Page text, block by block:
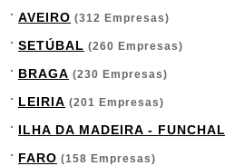
AVEIRO (312 Empresas)
SETÚBAL (260 Empresas)
BRAGA (230 Empresas)
LEIRIA (201 Empresas)
ILHA DA MADEIRA - FUNCHAL
FARO (158 Empresas)